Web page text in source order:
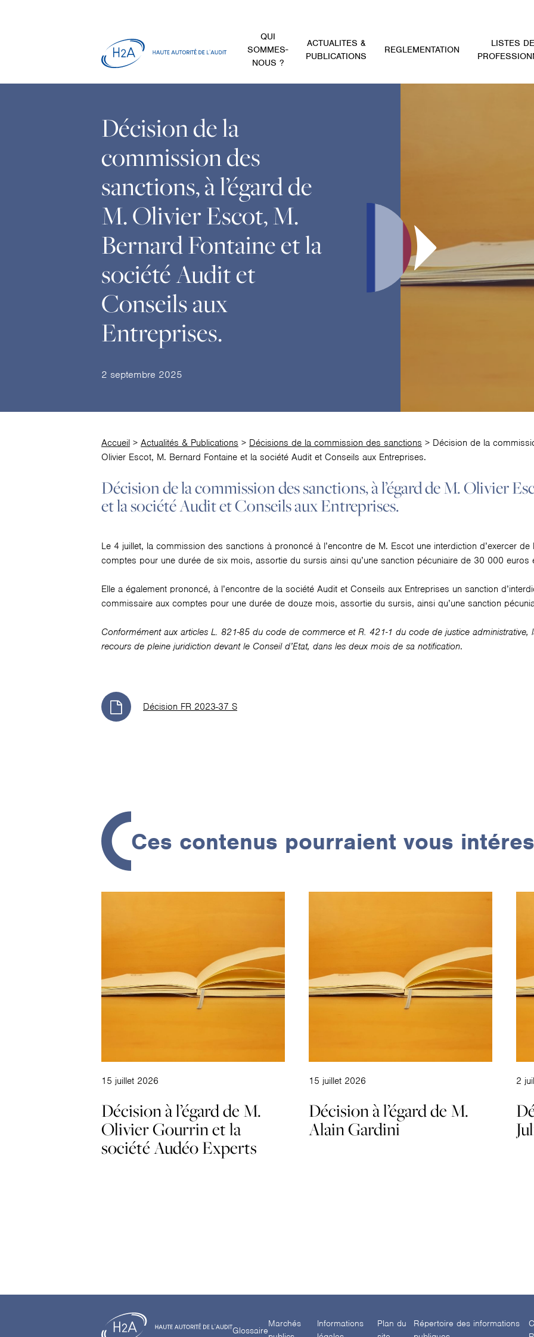
QUI
SOMMES-
NOUS ?
ACTUALITES &
PUBLICATIONS
REGLEMENTATION
LISTES
Décision de la
commission des
sanctions, à l’égard de
M. Olivier Escot, M.
Bernard Fontaine et la
société Audit et
Conseils aux
Entreprises.
2 septembre 2025
Accueil > Actualités & Publications > Décisions de la commission des sanctions > Décision de la
Olivier Escot, M. Bernard Fontaine et la société Audit et Conseils aux Entreprises.
Décision de la commission des sanctions, à l’égard de M. Olivier
et la société Audit et Conseils aux Entreprises.
Le 4 juillet, la commission des sanctions à prononcé à l’encontre de M. Escot une interdiction d’exercer
comptes pour une durée de six mois, assortie du sursis ainsi qu’une sanction pécuniaire de 30 000 euros
Elle a également prononcé, à l’encontre de la société Audit et Conseils aux Entreprises un sanction
commissaire aux comptes pour une durée de douze mois, assortie du sursis, ainsi qu’une sanction
Conformément aux articles L. 821-85 du code de commerce et R. 421-1 du code de justice administrative,
recours de pleine juridiction devant le Conseil d’Etat, dans les deux mois de sa notification.
Décision FR 2023-37 S
Ces contenus pourraient vous
15 juillet 2026
Décision à l’égard de M.
Olivier Gourrin et la
société Audéo Experts
15 juillet 2026
Décision à l’égard de M.
Alain Gardini
2
Glossaire
Marchés
Informations
Plan du
Répertoire des informations